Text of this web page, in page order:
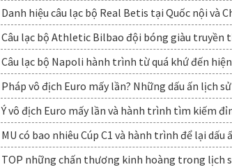
Danh hiệu câu lạc bộ Real Betis tại Quốc nội và
Câu lạc bộ Athletic Bilbao đội bóng giàu truyền
Câu lạc bộ Napoli hành trình từ quá khứ đến
Pháp vô địch Euro mấy lần? Những dấu ấn lịch
Ý vô địch Euro mấy lần và hành trình tìm kiếm
MU có bao nhiêu Cúp C1 và hành trình để lại dấu
TOP những chấn thương kinh hoàng trong lịch